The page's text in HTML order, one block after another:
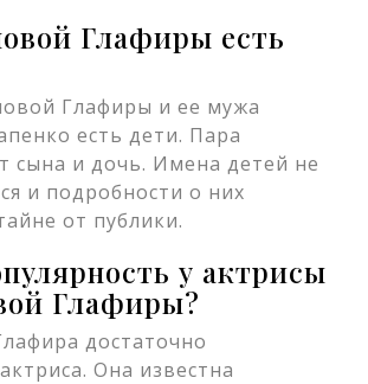
Глафиры есть
Глафиры и ее мужа
есть дети. Пара
сына и дочь. Имена детей не
и подробности о них
от публики.
у актрисы
Глафиры?
достаточно
Она известна